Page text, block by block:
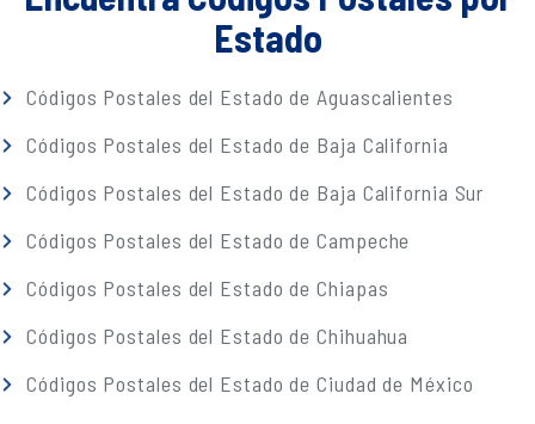
Estado
Códigos Postales del Estado de Aguascalientes
Códigos Postales del Estado de Baja California
Códigos Postales del Estado de Baja California Sur
Códigos Postales del Estado de Campeche
Códigos Postales del Estado de Chiapas
Códigos Postales del Estado de Chihuahua
Códigos Postales del Estado de Ciudad de México